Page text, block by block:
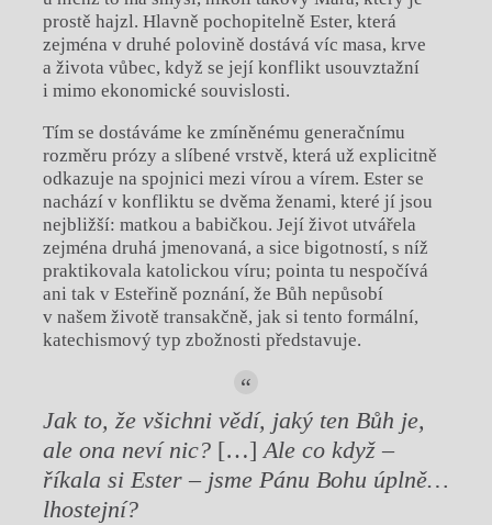
prostě hajzl. Hlavně pochopitelně Ester, která
zejména v druhé polovině dostává víc masa, krve
a života vůbec, když se její konflikt usouvztažní
i mimo ekonomické souvislosti.
Tím se dostáváme ke zmíněnému generačnímu
rozměru prózy a slíbené vrstvě, která už explicitně
odkazuje na spojnici mezi vírou a vírem. Ester se
nachází v konfliktu se dvěma ženami, které jí jsou
nejbližší: matkou a babičkou. Její život utvářela
zejména druhá jmenovaná, a sice bigotností, s níž
praktikovala katolickou víru; pointa tu nespočívá
ani tak v Esteřině poznání, že Bůh nepůsobí
v našem životě transakčně, jak si tento formální,
katechismový typ zbožnosti představuje.
Jak to, že všichni vědí, jaký ten Bůh je,
ale ona neví nic? […] Ale co když –
říkala si Ester – jsme Pánu Bohu úplně…
lhostejní?